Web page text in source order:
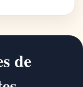
de